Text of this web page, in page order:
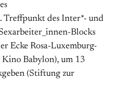
Treffpunkt des Inter*- und
Blocks
Ecke Rosa-Luxemburg-
Babylon), um 13
(Stiftung zur